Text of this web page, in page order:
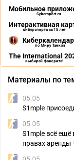
Мобильное
Cybersport.ru
Интерактивная
киберспорта за 15 лет
по Миру Танков
The International
выбирай фаворита!
Материалы по
05.05
S1mple
05.05
S1mple всё ещё
правах аренды